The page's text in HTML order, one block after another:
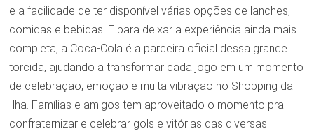
e a facilidade de ter disponível várias opções de lanches,
comidas e bebidas. E para deixar a experiência ainda mais
completa, a Coca-Cola é a parceira oficial dessa grande
torcida, ajudando a transformar cada jogo em um momento
de celebração, emoção e muita vibração no Shopping da
Ilha. Famílias e amigos tem aproveitado o momento pra
confraternizar e celebrar gols e vitórias das diversas